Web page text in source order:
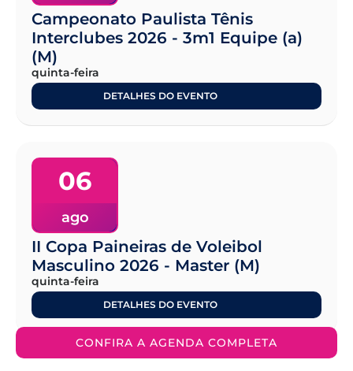
Campeonato Paulista Tênis
Interclubes 2026 - 3m1 Equipe (a)
(M)
quinta-feira
DETALHES DO EVENTO
06
ago
II Copa Paineiras de Voleibol
Masculino 2026 - Master (M)
quinta-feira
DETALHES DO EVENTO
CONFIRA A AGENDA COMPLETA